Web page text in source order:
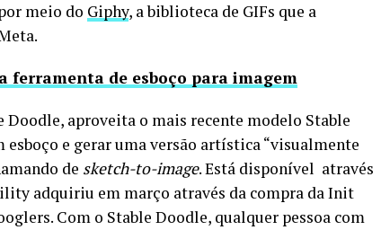
meio do Giphy, a biblioteca de GIFs que a
ferramenta de esboço para imagem
Doodle, aproveita o mais recente modelo Stable
e gerar uma versão artística “visualmente
de sketch-to-image. Está disponível através
adquiriu em março através da compra da Init
Com o Stable Doodle, qualquer pessoa com